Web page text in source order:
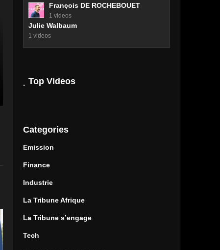
François DE ROCHEBOUET
1 videos
Julie Walbaum
1 videos
Top Videos
Categories
Emission
Finance
Industrie
La Tribune Afrique
La Tribune s’engage
Tech